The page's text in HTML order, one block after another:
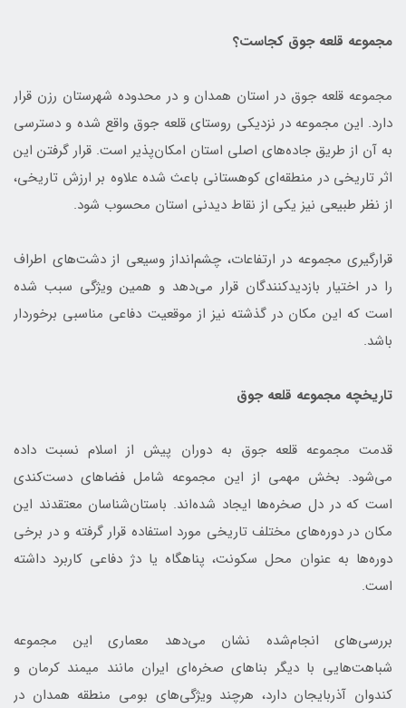
مجموعه قلعه جوق کجاست؟
مجموعه قلعه جوق در استان همدان و در محدوده شهرستان رزن قرار
دارد. این مجموعه در نزدیکی روستای قلعه جوق واقع شده و دسترسی
به آن از طریق جاده‌های اصلی استان امکان‌پذیر است. قرار گرفتن این
اثر تاریخی در منطقه‌ای کوهستانی باعث شده علاوه بر ارزش تاریخی،
از نظر طبیعی نیز یکی از نقاط دیدنی استان محسوب شود.
قرارگیری مجموعه در ارتفاعات، چشم‌انداز وسیعی از دشت‌های اطراف
را در اختیار بازدیدکنندگان قرار می‌دهد و همین ویژگی سبب شده
است که این مکان در گذشته نیز از موقعیت دفاعی مناسبی برخوردار
باشد.
تاریخچه مجموعه قلعه جوق
قدمت مجموعه قلعه جوق به دوران پیش از اسلام نسبت داده
می‌شود. بخش مهمی از این مجموعه شامل فضاهای دست‌کندی
است که در دل صخره‌ها ایجاد شده‌اند. باستان‌شناسان معتقدند این
مکان در دوره‌های مختلف تاریخی مورد استفاده قرار گرفته و در برخی
دوره‌ها به عنوان محل سکونت، پناهگاه یا دژ دفاعی کاربرد داشته
است.
بررسی‌های انجام‌شده نشان می‌دهد معماری این مجموعه
شباهت‌هایی با دیگر بناهای صخره‌ای ایران مانند میمند کرمان و
کندوان آذربایجان دارد، هرچند ویژگی‌های بومی منطقه همدان در